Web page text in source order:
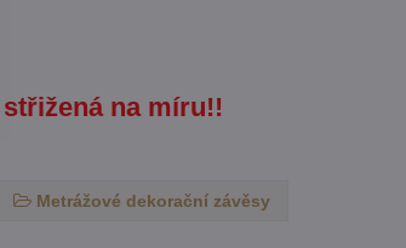
na míru!!
Metrážové dekorační závěsy